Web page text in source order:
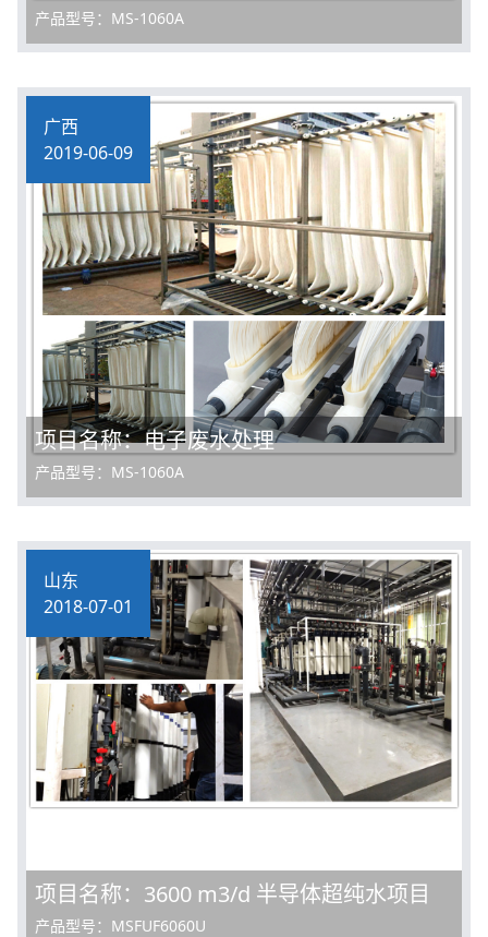
产品型号：MS-1060A
广西
2019-06-09
项目名称：电子废水处理
产品型号：MS-1060A
山东
2018-07-01
项目名称：3600 m3/d 半导体超纯水项目
产品型号：MSFUF6060U